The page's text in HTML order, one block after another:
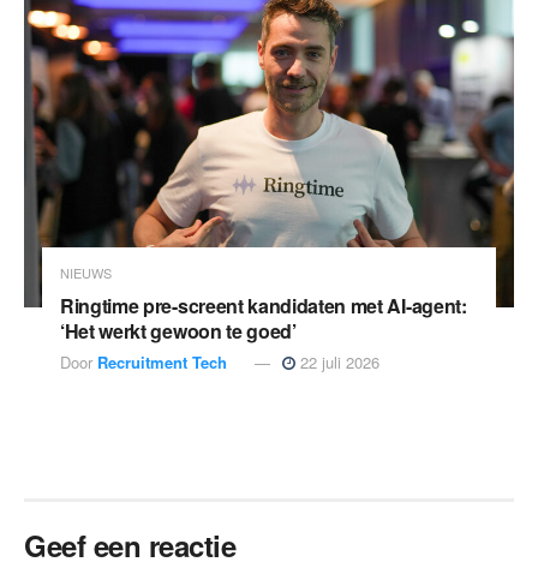
NIEUWS
Ringtime pre-screent kandidaten met AI-agent:
‘Het werkt gewoon te goed’
Door Recruitment Tech 22 juli 2026
Geef een reactie